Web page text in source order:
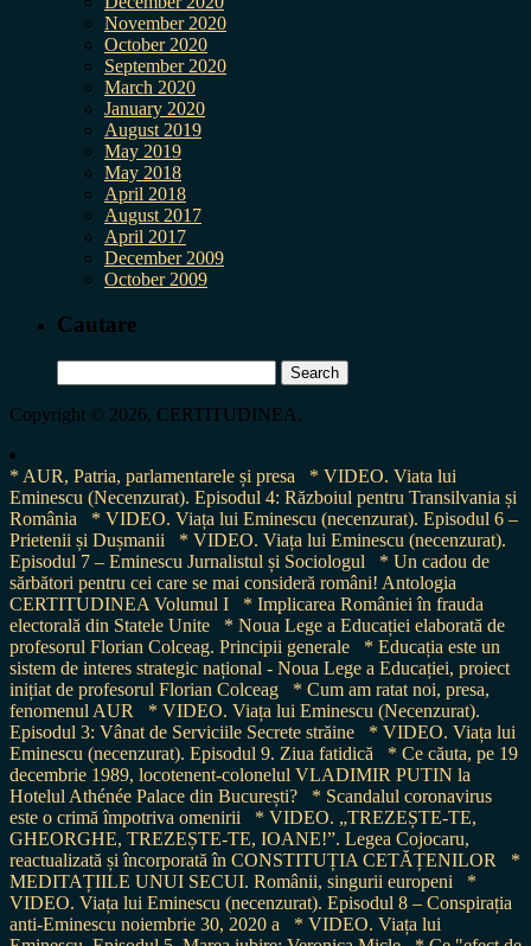
November 2020
October 2020
September 2020
March 2020
January 2020
August 2019
May 2019
May 2018
April 2018
August 2017
April 2017
December 2009
October 2009
Cautare
for:
Copyright © 2026, CERTITUDINEA.
* AUR, Patria, parlamentarele și presa
* VIDEO. Viata lui
Eminescu (Necenzurat). Episodul 4: Războiul pentru Transilvania și
România
* VIDEO. Viața lui Eminescu (necenzurat). Episodul 6 –
Prietenii și Dușmanii
* VIDEO. Viața lui Eminescu (necenzurat).
Episodul 7 – Eminescu Jurnalistul și Sociologul
* Un cadou de
sărbători pentru cei care se mai consideră români! Antologia
CERTITUDINEA Volumul I
* Implicarea României în frauda
electorală din Statele Unite
* Noua Lege a Educației elaborată de
profesorul Florian Colceag. Principii generale
* Educația este un
sistem de interes strategic național - Noua Lege a Educației, proiect
inițiat de profesorul Florian Colceag
* Cum am ratat noi, presa,
fenomenul AUR
* VIDEO. Viața lui Eminescu (Necenzurat).
Episodul 3: Vânat de Serviciile Secrete străine
* VIDEO. Viața lui
Eminescu (necenzurat). Episodul 9. Ziua fatidică
* Ce căuta, pe 19
decembrie 1989, locotenent-colonelul VLADIMIR PUTIN la
Hotelul Athénée Palace din București?
* Scandalul coronavirus
este o crimă împotriva omenirii
* VIDEO. „TREZEȘTE-TE,
GHEORGHE, TREZEȘTE-TE, IOANE!”. Legea Cojocaru,
reactualizată și încorporată în CONSTITUȚIA CETĂȚENILOR
*
MEDITAȚIILE UNUI SECUI. Românii, singurii europeni
*
VIDEO. Viața lui Eminescu (necenzurat). Episodul 8 – Conspirația
anti-Eminescu noiembrie 30, 2020 a
* VIDEO. Viața lui